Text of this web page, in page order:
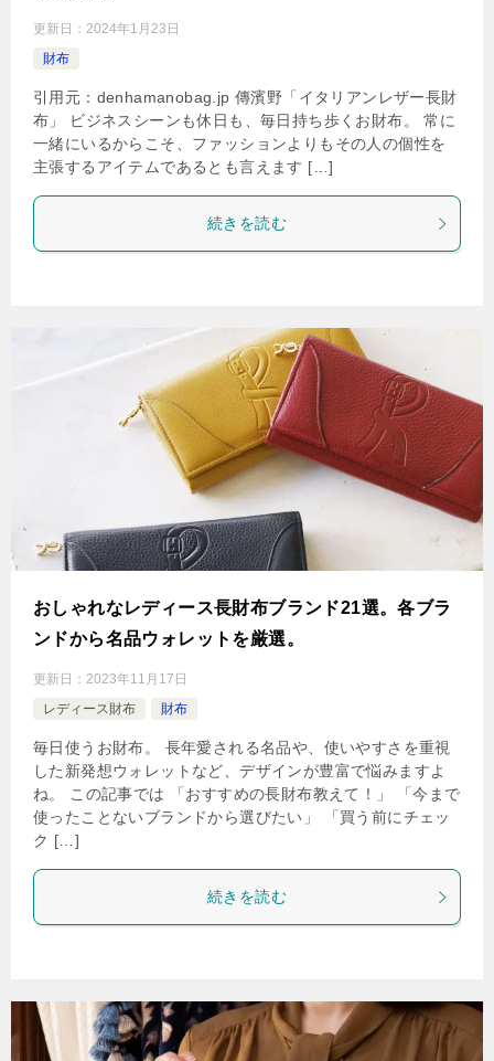
更新日： 2024年1月23日
財布
引用元：denhamanobag.jp 傳濱野「イタリアンレザー長財
布」 ビジネスシーンも休日も、毎日持ち歩くお財布。 常に
一緒にいるからこそ、ファッションよりもその人の個性を
主張するアイテムであるとも言えます […]
続きを読む
おしゃれなレディース長財布ブランド21選。各ブラ
ンドから名品ウォレットを厳選。
更新日： 2023年11月17日
レディース財布
財布
毎日使うお財布。 長年愛される名品や、使いやすさを重視
した新発想ウォレットなど、デザインが豊富で悩みますよ
ね。 この記事では 「おすすめの長財布教えて！」 「今まで
使ったことないブランドから選びたい」 「買う前にチェッ
ク […]
続きを読む